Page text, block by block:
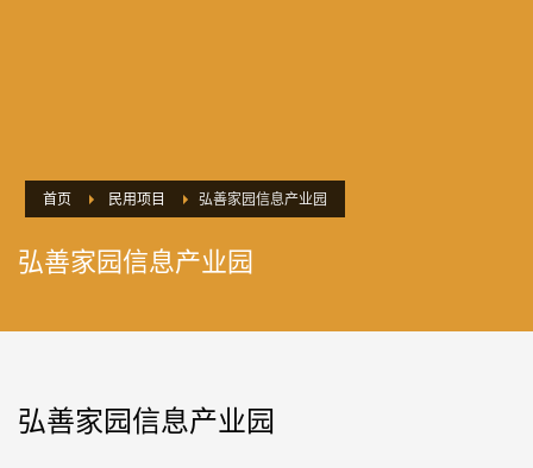
首页 民用项目 弘善家园信息产业园
弘善家园信息产业园
弘善家园信息产业园